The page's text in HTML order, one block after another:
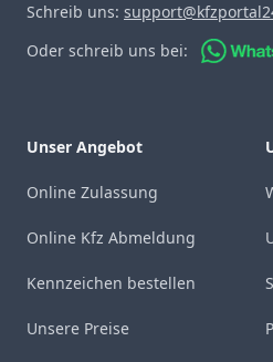
Schreib uns:
Oder schreib uns bei:
Unser Angebot
Online Zulassung
Online Kfz Abmeldung
Kennzeichen bestellen
Unsere Preise